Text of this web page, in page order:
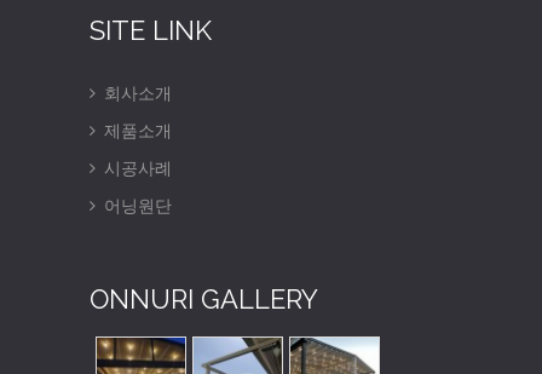
SITE LINK
회사소개
제품소개
시공사례
어닝원단
ONNURI GALLERY